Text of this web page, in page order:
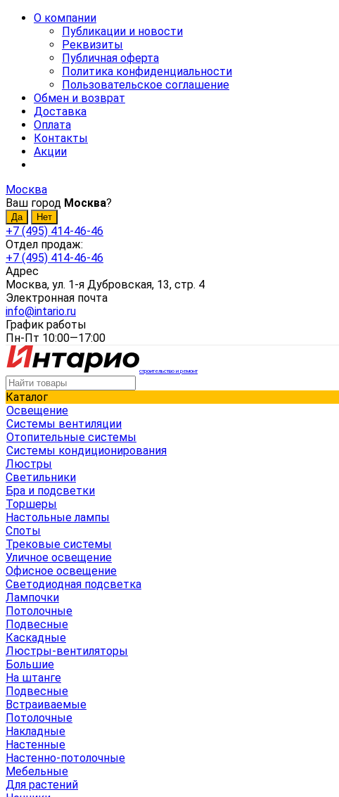
О компании
Публикации и новости
Реквизиты
Публичная оферта
Политика конфиденциальности
Пользовательское соглашение
Обмен и возврат
Доставка
Оплата
Контакты
Акции
Москва
Ваш город Москва?
+7 (495) 414-46-46
Отдел продаж:
+7 (495) 414-46-46
Адрес
Москва, ул. 1-я Дубровская, 13, стр. 4
Электронная почта
info@intario.ru
График работы
Пн-Пт 10:00—17:00
строительство и ремонт
Каталог
Освещение
Системы вентиляции
Отопительные системы
Системы кондиционирования
Люстры
Светильники
Бра и подсветки
Торшеры
Настольные лампы
Споты
Трековые системы
Уличное освещение
Офисное освещение
Светодиодная подсветка
Лампочки
Потолочные
Подвесные
Каскадные
Люстры-вентиляторы
Большие
На штанге
Подвесные
Встраиваемые
Потолочные
Накладные
Настенные
Настенно-потолочные
Мебельные
Для растений